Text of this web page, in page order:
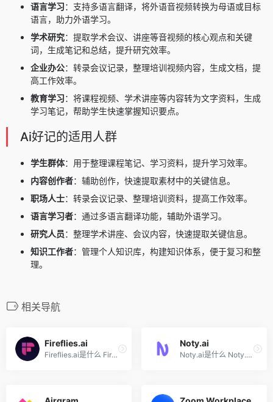
语言学习：支持多语言翻译，将外语音视频转换为母语或目标
语言，助力外语学习。
学术研究：提取学术会议、讲座等音视频的核心观点和关键
词，生成笔记和总结，提升研究效率。
企业办公：转录会议记录，整理培训视频内容，生成文档，提
高工作效率。
教育学习：将课程视频、学术讲座等内容转为文字资料，生成
学习笔记，帮助学生快速掌握知识要点。
Ai好记的适用人群
学生群体：用于整理课程笔记、学习资料，提升学习效率。
内容创作者：辅助创作，快速提取素材中的关键信息。
职场人士：转录会议记录、整理培训资料，提高工作效率。
语言学习者：通过多语言翻译功能，辅助外语学习。
研究人员：整理学术讲座、会议内容，快速提取关键信息。
知识工作者：管理个人知识库，构建知识体系，便于复习和整
理。
相关导航
Fireflies.ai
Fireflies.ai是什么 Fireflie...
Noty.ai
Noty.ai是什么 Noty.ai 是基...